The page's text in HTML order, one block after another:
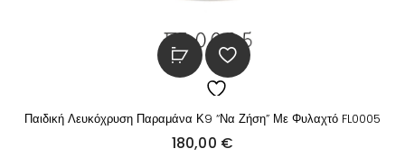
Παιδική Λευκόχρυση Παραμάνα Κ9 “Να Ζήση” Με Φυλαχτό FL0005
180,00 €